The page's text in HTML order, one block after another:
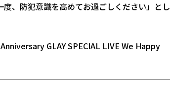
、防犯意識を高めてお過ごしください」とし
GLAY SPECIAL LIVE We Happy